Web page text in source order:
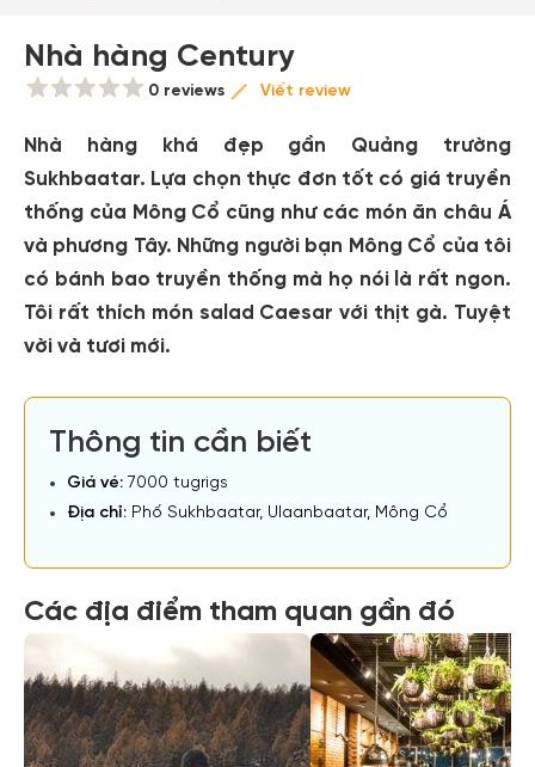
Nhà hàng Century
0 reviews Viết review
Nhà hàng khá đẹp gần Quảng trường
Sukhbaatar. Lựa chọn thực đơn tốt có giá truyền
thống của Mông Cổ cũng như các món ăn châu Á
và phương Tây. Những người bạn Mông Cổ của tôi
có bánh bao truyền thống mà họ nói là rất ngon.
Tôi rất thích món salad Caesar với thịt gà. Tuyệt
vời và tươi mới.
Thông tin cần biết
Giá vé: 7000 tugrigs
Địa chỉ: Phố Sukhbaatar, Ulaanbaatar, Mông Cổ
Các địa điểm tham quan gần đó